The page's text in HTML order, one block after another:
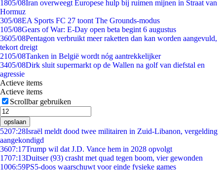
1805/08Iran overweegt Europese hulp bij ruimen mijnen in Straat van
Hormuz
305/08EA Sports FC 27 toont The Grounds-modus
105/08Gears of War: E-Day open beta begint 6 augustus
3605/08Pentagon verbruikt meer raketten dan kan worden aangevuld,
tekort dreigt
2105/08Tanken in België wordt nóg aantrekkelijker
3405/08Dirk sluit supermarkt op de Wallen na golf van diefstal en
agressie
Actieve items
Actieve items
Scrollbar gebruiken
opslaan
5207:28Israël meldt dood twee militairen in Zuid-Libanon, vergelding
aangekondigd
3607:17Trump wil dat J.D. Vance hem in 2028 opvolgt
1707:13Duitser (93) crasht met quad tegen boom, vier gewonden
1006:59PS5-doos waarschuwt voor einde fysieke games